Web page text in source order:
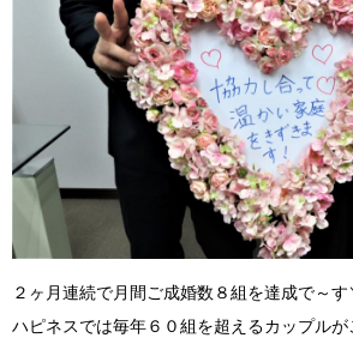
２ヶ月連続で月間ご成婚数８組を達成で～す
ハピネスでは毎年６０組を超えるカップル